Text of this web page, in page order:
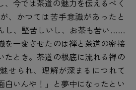
、今では茶道の魅力を伝えるべく
、かつては苦手意識があったと
し、堅苦しいし、お茶も苦い……
を一変させたのは禅と茶道の密接
たとき。茶道の根底に流れる禅の
せられ、理解が深まるにつれて
白いんや！」と夢中になったとい